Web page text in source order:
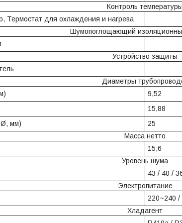
Контроль температуры
Термостат для охлаждения и нагрева
Шумопоглощающий
Устройство защиты
Диаметры
9,52
15,88
Ø, мм)
25
Масса нетто
15,6
Уровень шума
43 / 40 /
Электропитание
220~240 /
Хладагент